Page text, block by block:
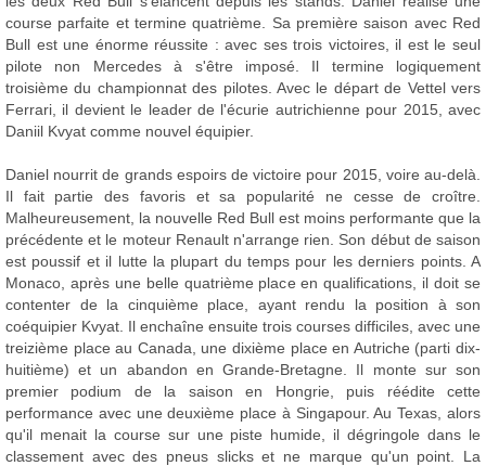
course parfaite et termine quatrième. Sa première saison avec Red
Bull est une énorme réussite : avec ses trois victoires, il est le seul
pilote non Mercedes à s'être imposé. Il termine logiquement
troisième du championnat des pilotes. Avec le départ de Vettel vers
Ferrari, il devient le leader de l'écurie autrichienne pour 2015, avec
Daniil Kvyat comme nouvel équipier.
Daniel nourrit de grands espoirs de victoire pour 2015, voire au-delà.
Il fait partie des favoris et sa popularité ne cesse de croître.
Malheureusement, la nouvelle Red Bull est moins performante que la
précédente et le moteur Renault n'arrange rien. Son début de saison
est poussif et il lutte la plupart du temps pour les derniers points. A
Monaco, après une belle quatrième place en qualifications, il doit se
contenter de la cinquième place, ayant rendu la position à son
coéquipier Kvyat. Il enchaîne ensuite trois courses difficiles, avec une
treizième place au Canada, une dixième place en Autriche (parti dix-
huitième) et un abandon en Grande-Bretagne. Il monte sur son
premier podium de la saison en Hongrie, puis réédite cette
performance avec une deuxième place à Singapour. Au Texas, alors
qu'il menait la course sur une piste humide, il dégringole dans le
classement avec des pneus slicks et ne marque qu'un point. La